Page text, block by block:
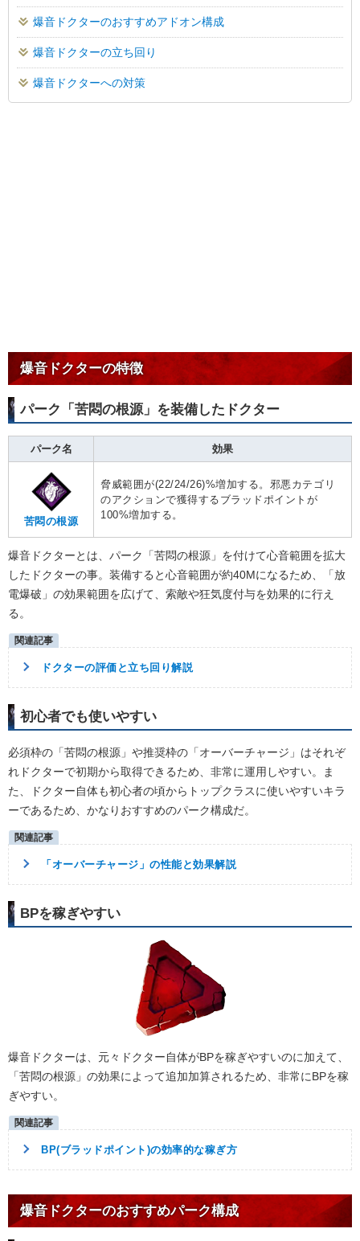
爆音ドクターのおすすめアドオン構成
爆音ドクターの立ち回り
爆音ドクターへの対策
爆音ドクターの特徴
パーク「苦悶の根源」を装備したドクター
パーク名 効果
苦悶の根源
脅威範囲が(22/24/26)%増加する。邪悪カテゴリ
のアクションで獲得するブラッドポイントが
100%増加する。
爆音ドクターとは、パーク「苦悶の根源」を付けて心音範囲を拡大
したドクターの事。装備すると心音範囲が約40Mになるため、「放
電爆破」の効果範囲を広げて、索敵や狂気度付与を効果的に行え
る。
ドクターの評価と立ち回り解説
初心者でも使いやすい
必須枠の「苦悶の根源」や推奨枠の「オーバーチャージ」はそれぞ
れドクターで初期から取得できるため、非常に運用しやすい。ま
た、ドクター自体も初心者の頃からトップクラスに使いやすいキラ
ーであるため、かなりおすすめのパーク構成だ。
「オーバーチャージ」の性能と効果解説
BPを稼ぎやすい
爆音ドクターは、元々ドクター自体がBPを稼ぎやすいのに加えて、
「苦悶の根源」の効果によって追加加算されるため、非常にBPを稼
ぎやすい。
BP(ブラッドポイント)の効率的な稼ぎ方
爆音ドクターのおすすめパーク構成